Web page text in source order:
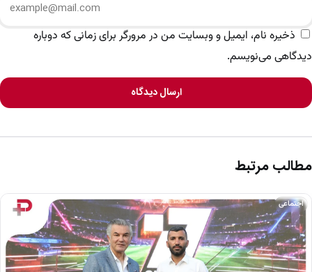
ذخیره نام، ایمیل و وبسایت من در مرورگر برای زمانی که دوباره
دیدگاهی می‌نویسم.
ارسال دیدگاه
مطالب مرتبط
اجتماعی